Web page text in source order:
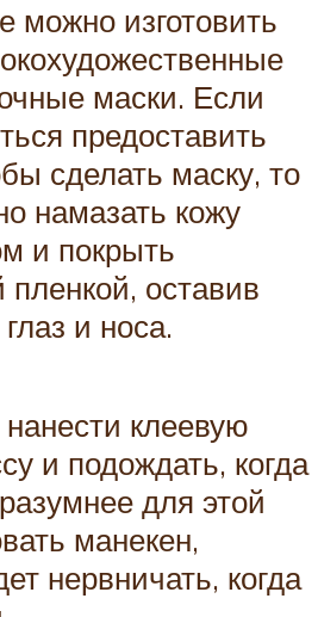
изготовить
маски. Если
предоставить
сделать маску, то
намазать кожу
и покрыть
оставив
и носа.
клеевую
и подождать, когда
для этой
манекен,
нервничать, когда